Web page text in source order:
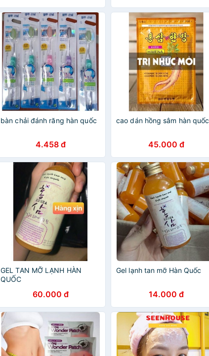
bàn chải đánh răng hàn quốc
4.458 đ
cao dán hồng sâm hàn quốc
45.000 đ
GEL TAN MỠ LẠNH HÀN
QUỐC
60.000 đ
Gel lạnh tan mỡ Hàn Quốc
14.000 đ